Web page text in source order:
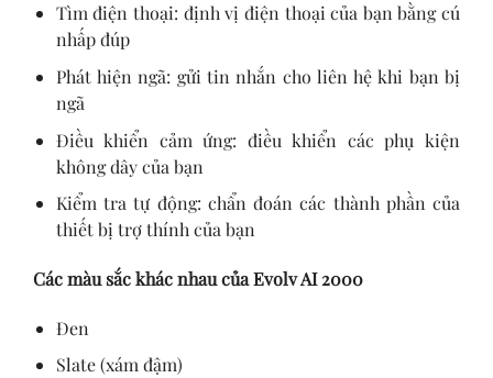
Tìm điện thoại: định vị điện thoại của bạn bằng cú
nhấp đúp
Phát hiện ngã: gửi tin nhắn cho liên hệ khi bạn bị
ngã
Điều khiển cảm ứng: điều khiển các phụ kiện
không dây của bạn
Kiểm tra tự động: chẩn đoán các thành phần của
thiết bị trợ thính của bạn
Các màu sắc khác nhau của Evolv AI 2000
Đen
Slate (xám đậm)